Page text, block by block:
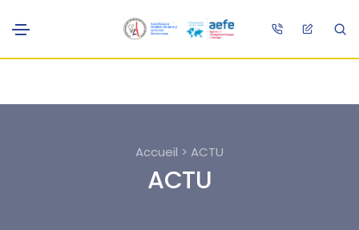
Accueil > ACTU
ACTU